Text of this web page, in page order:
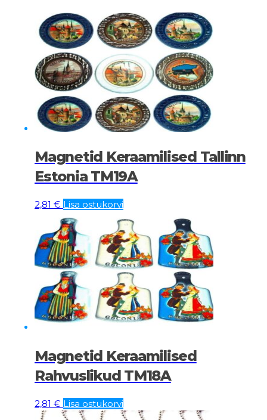
Magnetid Keraamilised Tallinn
Estonia TM19A
2,81 € Lisa ostukorvi
Magnetid Keraamilised
Rahvuslikud TM18A
2,81 € Lisa ostukorvi